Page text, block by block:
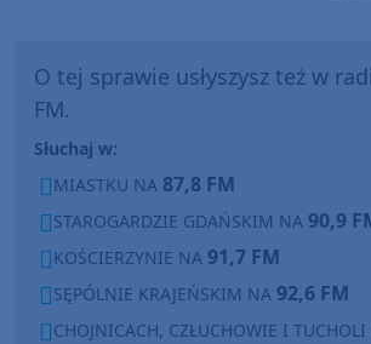
O tej sprawie usłyszysz też w
FM.
Słuchaj w:
MIASTKU NA 87,8 FM
STAROGARDZIE GDAŃSKIM NA 90,9
KOŚCIERZYNIE NA 91,7 FM
SĘPÓLNIE KRAJEŃSKIM NA 92,6 FM
CHOJNICACH, CZŁUCHOWIE I TUCHOLI